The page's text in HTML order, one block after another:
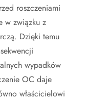
roszczeniami
w związku z
Dzięki temu
wypadków
OC daje
właścicielowi